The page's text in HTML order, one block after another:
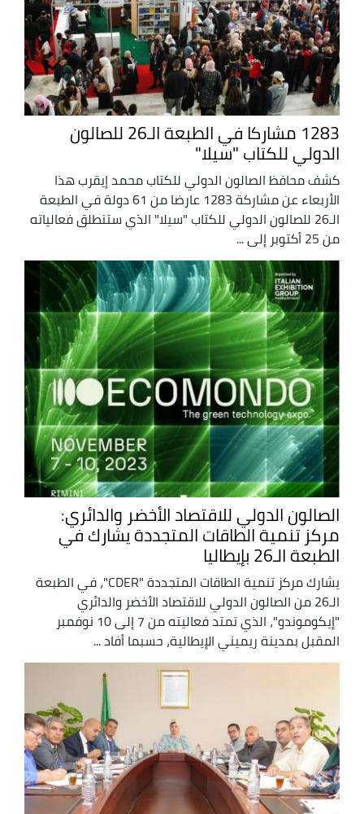
1283 مشاركا في الطبعة الـ26 للصالون
الدولي للكتاب "سيلا"
كشف محافظ الصالون الدولي للكتاب محمد إيقرب هذا
الأربعاء عن مشاركة 1283 عارضا من 61 دولة في الطبعة
الـ26 للصالون الدولي للكتاب "سيلا" الذي ستنطلق فعالياته
من 25 أكتوبر إلى ...
الصالون الدولي للاقتصاد الأخضر والدائري:
مركز تنمية الطاقات المتجددة يشارك في
الطبعة الـ26 بإيطاليا
يشارك مركز تنمية الطاقات المتجددة "CDER"، في الطبعة
الـ26 من الصالون الدولي للاقتصاد الأخضر والدائري
"إيكوموندو"، الذي تمتد فعاليته من 7 إلى 10 نوفمبر
المقبل بمدينة ريميني الإيطالية، حسبما أفاد ...